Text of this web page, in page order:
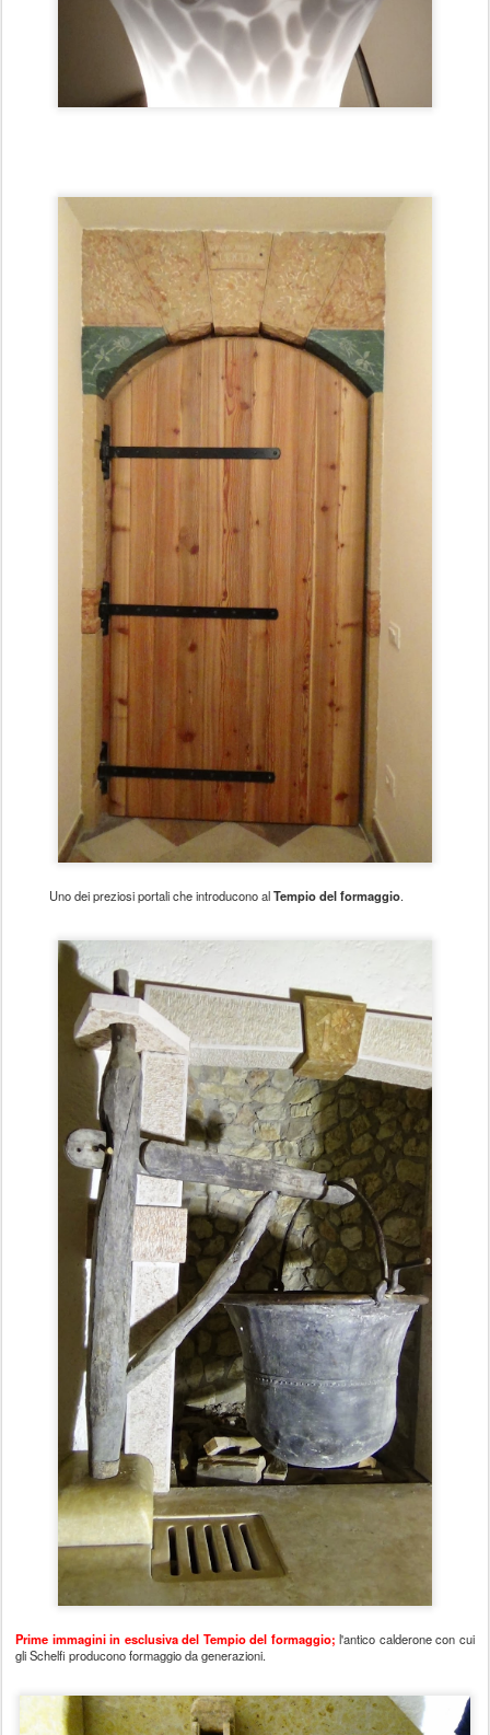
Uno dei preziosi portali che introducono alTempio del formaggio.
Prime immagini in esclusiva del Tempio del formaggio; l'antico calderone con cui
gli Schelfi producono formaggio da generazioni.